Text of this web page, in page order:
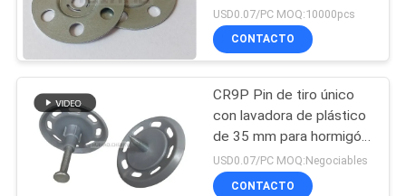
máquina de
soldadura de
alfileres
los tableros de
aislamiento en el piso y
las paredes
USD0.07/PC MOQ:10000pcs
CONTACTO
CR9P Pin de tiro único
con lavadora de plástico
de 35 mm para hormigón
de 30 mm, 40 mm, 50
mm
USD0.07/PC MOQ:Negociables
CONTACTO